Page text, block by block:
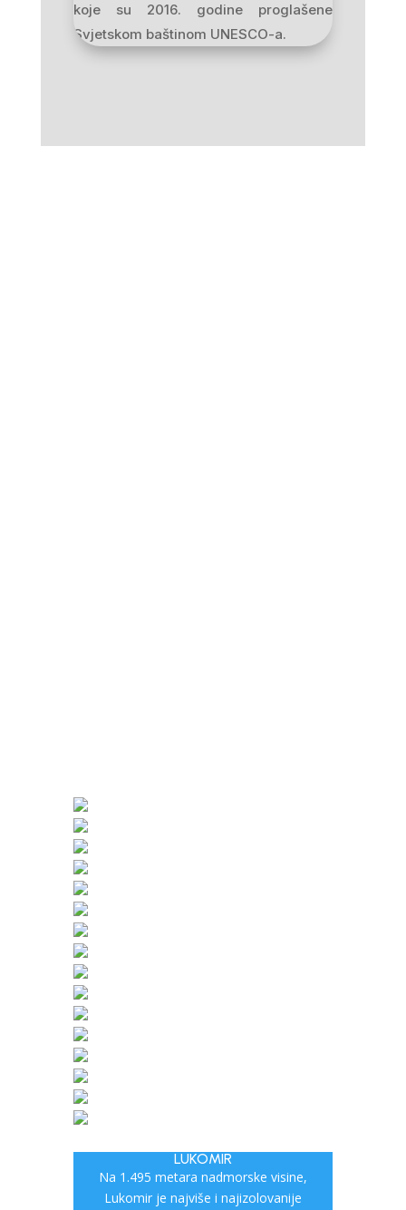
koje su 2016. godine proglašene
Svjetskom baštinom UNESCO-a.
LUKOMIR
Na 1.495 metara nadmorske visine,
Lukomir je najviše i najizolovanije